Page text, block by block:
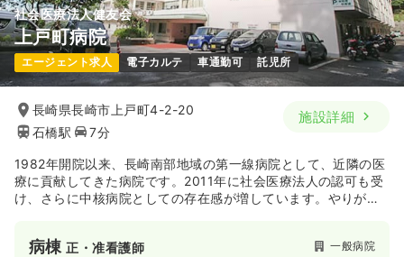
気になる 詳細を見る
介護・福祉系正・准看護師 サ高住
日勤のみ（常勤）
給与 15.3〜18.1万円/月 賞与2回
※一例
時間 8:30～17:30（休憩60分）
社会医療法人健友会
上戸町病院
エージェント求人 電子カルテ 車通勤可 託児所
長崎県長崎市上戸町4-2-20
石橋駅
7分
施設詳細
1982年開院以来、長崎南部地域の第一線病院として、近隣の医
療に貢献してきた病院です。2011年に社会医療法人の認可も受
け、さらに中核病院としての存在感が増しています。やりがい
病棟正・准看護師 一般病院